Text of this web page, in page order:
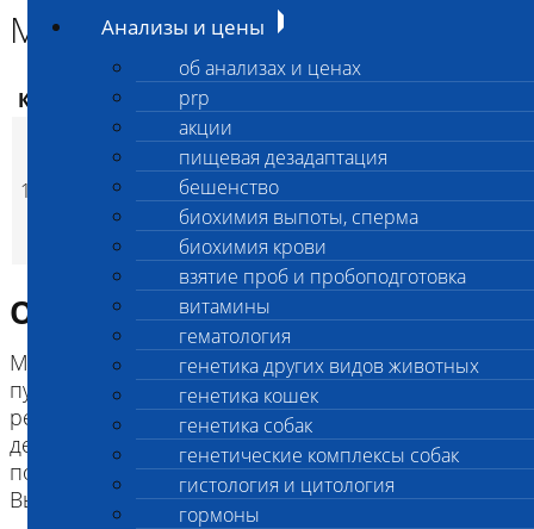
Анализы и цены
об анализах и ценах
prp
акции
пищевая дезадаптация
бешенство
биохимия выпоты, сперма
биохимия крови
взятие проб и пробоподготовка
витамины
гематология
генетика других видов животных
генетика кошек
генетика собак
генетические комплексы собак
гистология и цитология
гормоны
Мочевая кислота
Код Наименование услуг
125 Мочевая кислота 190 (
220p (Время исполнения1
Описание исследования
Мочевая кислота является конечным продуктом
пуринового обмена. Она образуется в печени в
результате распада нуклеотидов,
дезаминирования аминопуринов и
последующего окисления оксипуринов.
Выводится из организма почками.